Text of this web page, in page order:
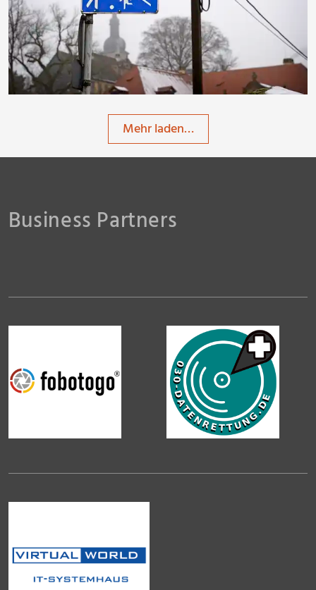
ThommyWeiss
Mehr laden…
Business Partners